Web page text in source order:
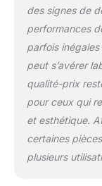
des signes de
performances
parfois
peut s’avérer
qualité-prix
pour ceux qui
et esthétique.
certaines
plusieurs